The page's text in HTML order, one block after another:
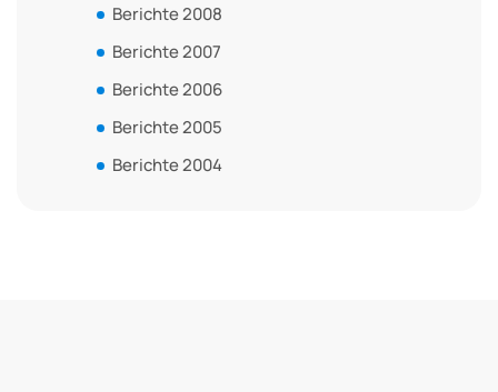
Berichte 2008
Berichte 2007
Berichte 2006
Berichte 2005
Berichte 2004